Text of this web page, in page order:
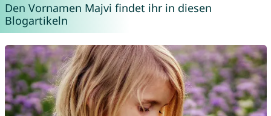
Den Vornamen Majvi findet ihr in diesen
Blogartikeln